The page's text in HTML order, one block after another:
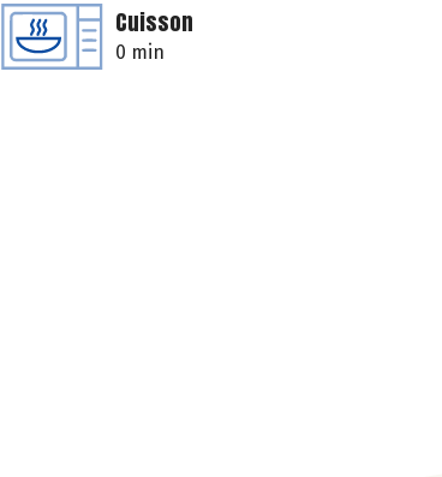
Cuisson
0 min